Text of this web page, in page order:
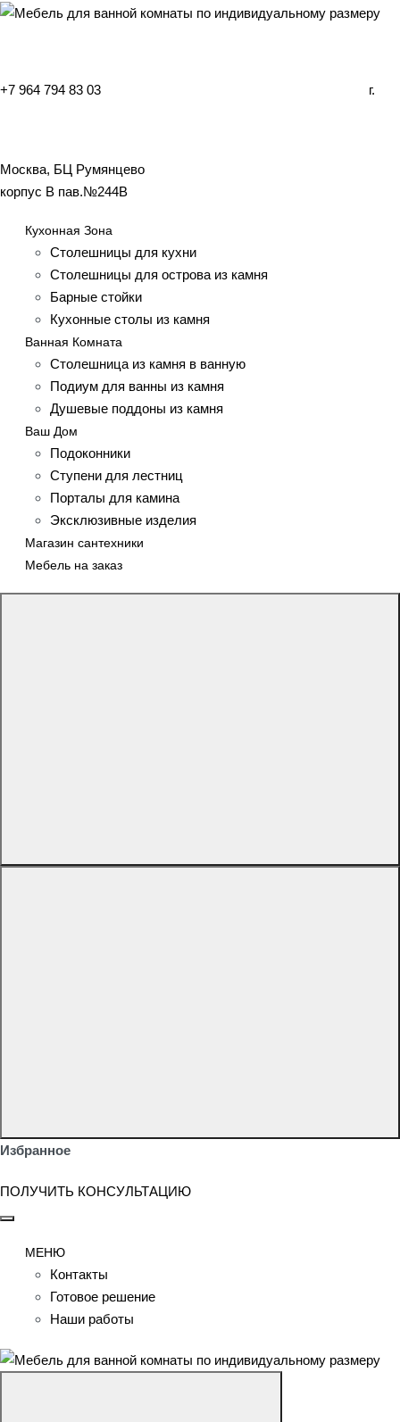
+7 964 794 83 03 г.
Москва, БЦ Румянцево
корпус B пав.№244B
Кухонная Зона
Столешницы для кухни
Столешницы для острова из камня
Барные стойки
Кухонные столы из камня
Ванная Комната
Столешница из камня в ванную
Подиум для ванны из камня
Душевые поддоны из камня
Ваш Дом
Подоконники
Ступени для лестниц
Порталы для камина
Эксклюзивные изделия
Магазин сантехники
Мебель на заказ
Избранное
ПОЛУЧИТЬ КОНСУЛЬТАЦИЮ
МЕНЮ
Контакты
Готовое решение
Наши работы